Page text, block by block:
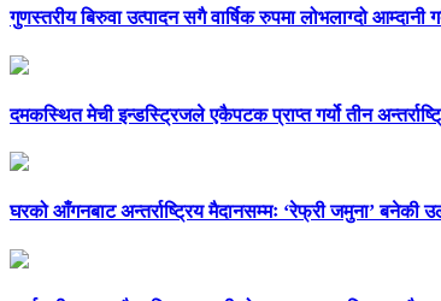
गुणस्तरीय बिरुवा उत्पादन सगै वार्षिक रुपमा लोभलाग्दो आम्दानी
दमकस्थित मेची इन्डस्ट्रिजले एकैपटक प्राप्त गर्यो तीन
घरको आँगनबाट अन्तर्राष्ट्रिय मैदानसम्मः ‘रेफ्री जमुना’ बनेकी